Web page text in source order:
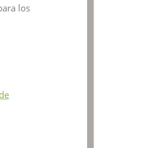
los